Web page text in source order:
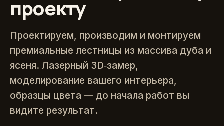
проекту
Проектируем, производим и монтируем
премиальные лестницы из массива дуба и
ясеня. Лазерный 3D‑замер,
моделирование вашего интерьера,
образцы цвета — до начала работ вы
видите результат.